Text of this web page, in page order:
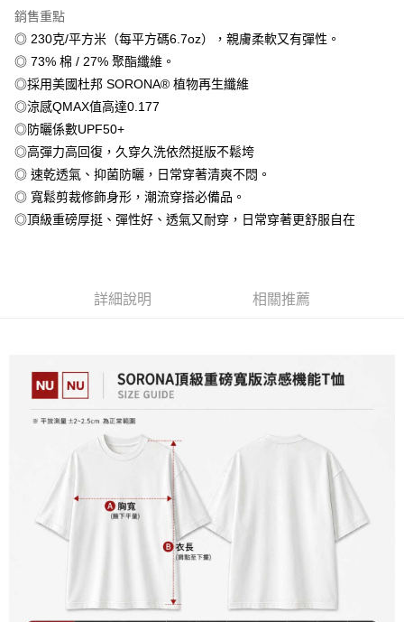
聯邦商業銀行
元大商業銀行
永豐商業銀行
台新國際商業銀行
台灣樂天信用卡公司
匯豐（台灣）商業銀行
聯邦商業銀行
遠東國際商業銀行
元大商業銀行
玉山商業銀行
星展（台灣）商業銀行
台灣樂天信用卡公司
國泰世華商業銀行
臺灣中小企業銀行
匯豐（台灣）商業銀行
華泰商業銀行
聯邦商業銀行
元大商業銀行
永豐商業銀行
玉山商業銀行
台新國際商業銀行
Apple Pay
街口支付
悠遊付
Google Pay
全盈+PAY
大哥付你分期
相關說明
【繳款方式說明】
1.分期款項不併入電信帳單，「大哥付你分期」於每月結算日後寄送繳費提
2.透過簡訊連結打開帳單後，可選擇「超商條碼／台灣大直營門市／銀行轉
帳／街口支付／iPASS MONEY」等通路繳費。
【注意事項】
1.本服務係由「台灣大哥大股份有限公司」（以下簡稱本公司）所提供，讓
用戶於交易時，得透過本服務購買商品或服務，並由商店將買賣／分期付款
買賣價金債權讓與本公司後，依約使用本公司帳單繳交帳款。
2.基於同意付款使用「大哥付你分期」之契約關係目的，商店將以您的個人
資料（包含姓名、電話或地址）提供予台灣大哥大進項蒐集、處理及利用，
由本公司與您本人進行分期帳單所需資料之確認、核對及更正。
3.完整用戶服務條款，請詳閱以下連結：
AFTEE先享後付是「在收到商品之後才付款」的支付方式。 讓您購物簡單
３．安心：先確認商品／服務後，再付款。
【「AFTEE先享後付」結帳流程】
１．於結帳方式選擇「AFTEE先享後付」後，將跳轉至「AFTEE先享後付」
結帳頁面，進行簡訊認證並確認金額後，即可完成結帳。
２．訂單成立數日內，您將收到繳費通知簡訊。
３．收到繳費通知簡訊後14天內，點擊此簡訊中的連結，可透過四大超商／
ATM／網路銀行／等多元方式進行付款，方視為交易完成。
※ 請注意：結帳手續完成當下不需立刻繳費，但若您需要取消訂單，請聯絡
購買商品的店家。未經商家同意取消之訂單仍視為有效，需透過AFTEE先享
後付繳納相關費用。
※ 交易是否成功請以「AFTEE先享後付 」之結帳頁面顯示為準，若有關於
是否繳費成功／繳費後需取消欲退款等相關疑問，請聯繫「AFTEE先享後付
https://netprotections.freshdesk.com/support/home
【注意事項】
全家付款取貨
每筆NT$65，滿NT$899(含以上)免運費
每筆NT$60，滿NT$899(含以上)免運費
7-11付款取貨
每筆NT$65，滿NT$899(含以上)免運費
每筆NT$60，滿NT$899(含以上)免運費
銷售重點
◎ 230克/平方米（每平方碼6.7oz），親膚柔軟又有彈性。
◎ 73% 棉 / 27% 聚酯纖維。
◎採用美國杜邦 SORONA® 植物再生纖維
◎涼感QMAX值高達0.177
◎防曬係數UPF50+
◎高彈力高回復，久穿久洗依然挺版不鬆垮
◎ 速乾透氣、抑菌防曬，日常穿著清爽不悶。
◎ 寬鬆剪裁修飾身形，潮流穿搭必備品。
◎頂級重磅厚挺、彈性好、透氣又耐穿，日常穿著更舒服自在
詳細說明 相關推薦